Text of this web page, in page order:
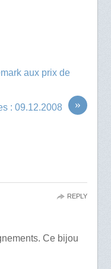
aux prix de
»
: 09.12.2008
Ce bijou
REPLY